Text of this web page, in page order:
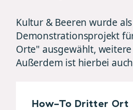
Kultur & Beeren wurde als
Demonstrationsprojekt
Orte" ausgewählt,
Außerdem ist hierbei
How-To Dritter Ort